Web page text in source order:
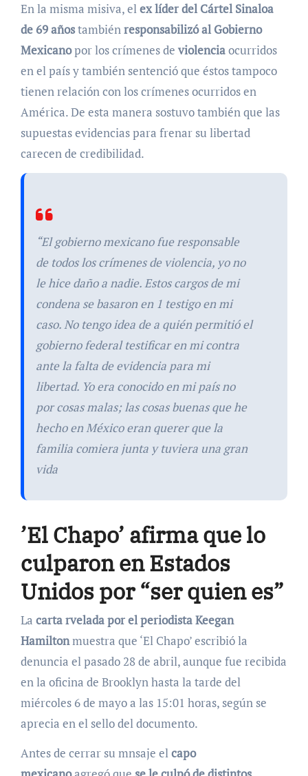
En la misma misiva, elex líder del Cártel Sinaloa
de 69 añostambiénresponsabilizó al Gobierno
Mexicanopor los crímenes de violenciaocurridos
en el país y también sentenció que éstos tampoco
tienen relación con los crímenes ocurridos en
América. De esta manera sostuvo también que las
supuestas evidencias para frenar su libertad
carecen de credibilidad.
“El gobierno mexicano fue responsable
de todos los crímenes de violencia, yo no
le hice daño a nadie. Estos cargos de mi
condena se basaron en 1 testigo en mi
caso. No tengo idea de a quién permitió el
gobierno federal testificar en mi contra
ante la falta de evidencia para mi
libertad. Yo era conocido en mi país no
por cosas malas; las cosas buenas que he
hecho en México eran querer que la
familia comiera junta y tuviera una gran
vida
’El Chapo’ afirma que lo
culparon en Estados
Unidos por “ser quien es”
La carta rvelada por el periodista Keegan
Hamiltonmuestra que ‘El Chapo’ escribió la
denuncia el pasado 28 de abril, aunque fue recibida
en la oficina de Brooklyn hasta la tarde del
miércoles 6 de mayo a las 15:01 horas, según se
aprecia en el sello del documento.
Antes de cerrar su mnsaje elcapo